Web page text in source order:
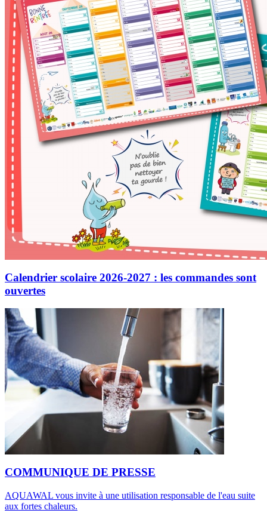
Calendrier scolaire 2026-2027 : les commandes sont
ouvertes
COMMUNIQUE DE PRESSE
AQUAWAL vous invite à une utilisation responsable de l'eau suite
aux fortes chaleurs.